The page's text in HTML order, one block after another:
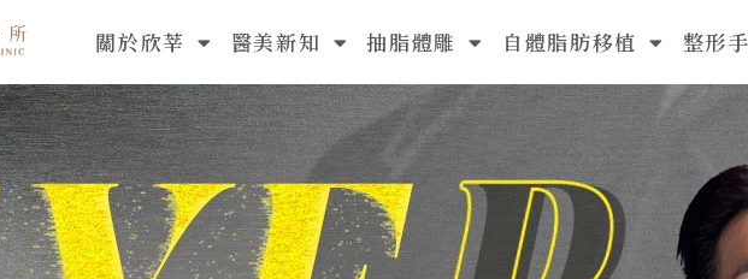
關於欣莘 醫美新知 抽脂體雕 自體脂肪移植 整形